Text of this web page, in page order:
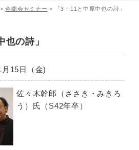
>金蘭会セミナー > 「3・11と中原中也の詩」
也の詩」
月15日（金)
佐々木幹郎（ささき・みきろ
う）氏（S42年卒）